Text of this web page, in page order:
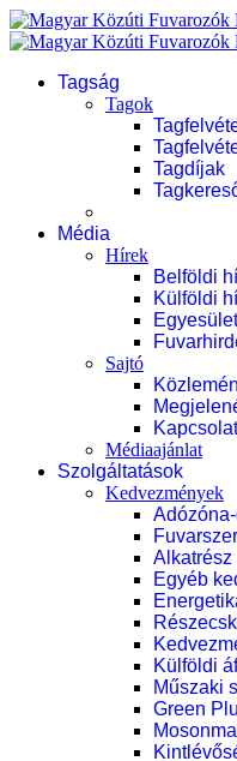
Tagság
Tagok
Tagdíjak
Média
Hírek
Belföldi
Külföldi
Sajtó
Kapcsolat
Médiaajánlat
Szolgáltatások
Kedvezmények
Alkatrész
Egyéb
Külföldi
Műszaki
Green